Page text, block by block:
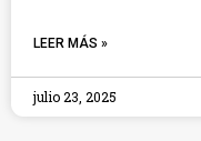
LEER MÁS »
julio 23, 2025